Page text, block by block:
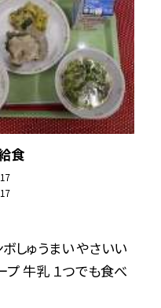
食
しゅうまい やさいい
プ 牛乳 １つでも食べ